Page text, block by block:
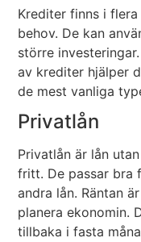
Krediter finns i
behov. De kan
större
av krediter hjälper
de mest vanliga
Privatlån
Privatlån är lån
fritt. De passar bra
andra lån. Räntan
planera ekonomin.
tillbaka i fasta